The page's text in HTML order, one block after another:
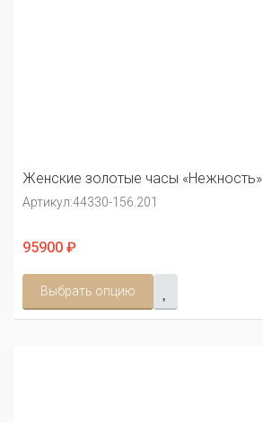
Женские золотые часы «Нежность»
Артикул:44330-156.201
95900 ₽
Выбрать опцию